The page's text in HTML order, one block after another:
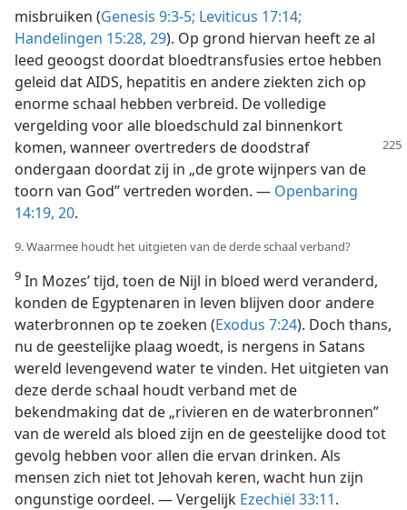
misbruiken (Genesis 9:3-5; Leviticus 17:14;
Handelingen 15:28, 29). Op grond hiervan heeft ze al
leed geoogst doordat bloedtransfusies ertoe hebben
geleid dat AIDS, hepatitis en andere ziekten zich op
enorme schaal hebben verbreid. De volledige
vergelding voor alle bloedschuld zal binnenkort
komen, wanneer overtreders de doodstraf
ondergaan doordat zij in „de grote wijnpers van de
toorn van God” vertreden worden. — Openbaring
14:19, 20.
9. Waarmee houdt het uitgieten van de derde schaal verband?
9 In Mozes’ tijd, toen de Nijl in bloed werd veranderd,
konden de Egyptenaren in leven blijven door andere
waterbronnen op te zoeken (Exodus 7:24). Doch thans,
nu de geestelijke plaag woedt, is nergens in Satans
wereld levengevend water te vinden. Het uitgieten van
deze derde schaal houdt verband met de
bekendmaking dat de „rivieren en de waterbronnen”
van de wereld als bloed zijn en de geestelijke dood tot
gevolg hebben voor allen die ervan drinken. Als
mensen zich niet tot Jehovah keren, wacht hun zijn
ongunstige oordeel. — Vergelijk Ezechiël 33:11.